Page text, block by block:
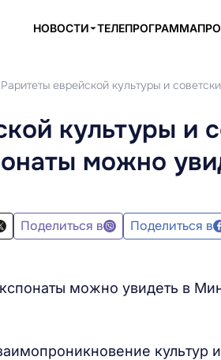
НОВОСТИ ТЕЛЕПРОГРАММА
Раритеты еврейской культуры и
культуры и
можно
Поделиться в Поделиться в
можно увидеть в
культур